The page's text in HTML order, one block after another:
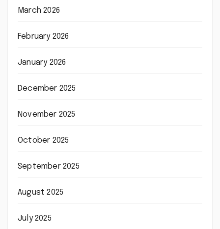
March 2026
February 2026
January 2026
December 2025
November 2025
October 2025
September 2025
August 2025
July 2025